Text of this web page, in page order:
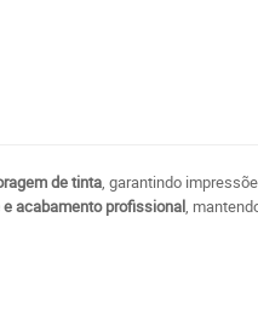
de tinta, garantindo
acabamento profissional,